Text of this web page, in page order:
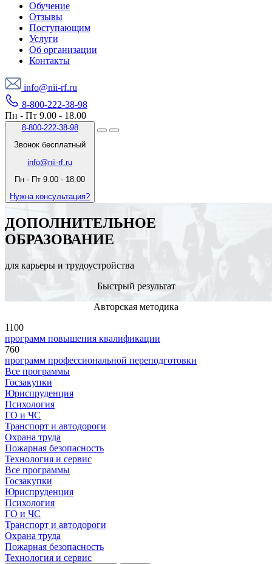
Обучение
Отзывы
Поступающим
Услуги
Об организации
Контакты
info@nii-rf.ru
8-800-222-38-98
Пн - Пт 9.00 - 18.00
8-800-222-38-98
Звонок бесплатный
info@nii-rf.ru
Пн - Пт 9.00 - 18.00
Нужна консультация?
ДОПОЛНИТЕЛЬНОЕ
ОБРАЗОВАНИЕ
для карьеры и трудоустройства
Быстрый результат
Авторская методика
1100
программ повышения квалификации
760
программ профессиональной переподготовки
Все программы
Госзакупки
Юриспруденция
Психология
ГО и ЧС
Транспорт и автодороги
Охрана труда
Пожарная безопасность
Технология и сервис
Все программы
Госзакупки
Юриспруденция
Психология
ГО и ЧС
Транспорт и автодороги
Охрана труда
Пожарная безопасность
Технология и сервис